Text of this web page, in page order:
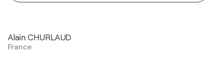
Alain CHURLAUD
France